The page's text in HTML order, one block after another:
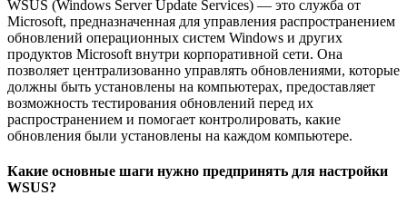
WSUS (Windows Server Update Services) — это служба от
Microsoft, предназначенная для управления распространением
обновлений операционных систем Windows и других
продуктов Microsoft внутри корпоративной сети. Она
позволяет централизованно управлять обновлениями, которые
должны быть установлены на компьютерах, предоставляет
возможность тестирования обновлений перед их
распространением и помогает контролировать, какие
обновления были установлены на каждом компьютере.
Какие основные шаги нужно предпринять для настройки
WSUS?